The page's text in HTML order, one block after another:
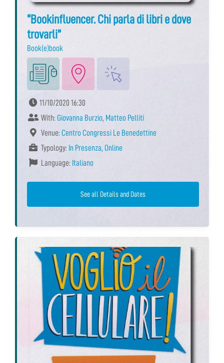
“Bookinfluencer. Chi parla di libri e dove
trovarli”
Book(e)book
11/10/2020 16:30
With: Giovanna Burzio, Matteo Pelliti
Venue: Centro Congressi Le Benedettine
Typology: In Presenza, Online
Language: Italiano
See all Details and Dates